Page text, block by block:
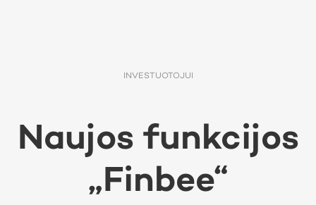
INVESTUOTOJUI
Naujos funkcijos
„Finbee“